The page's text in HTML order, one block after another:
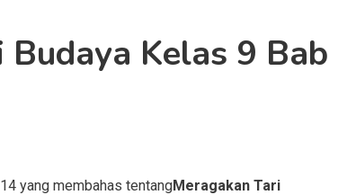
Kelas 9 Bab
yang membahas tentangMeragakan Tari